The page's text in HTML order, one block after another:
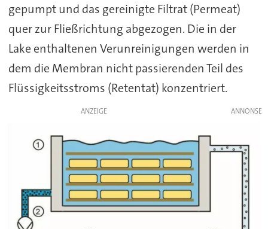
gepumpt und das gereinigte Filtrat (Permeat)
quer zur Fließrichtung abgezogen. Die in der
Lake enthaltenen Verunreinigungen werden in
dem die Membran nicht passierenden Teil des
Flüssigkeitsstroms (Retentat) konzentriert.
ANZEIGE